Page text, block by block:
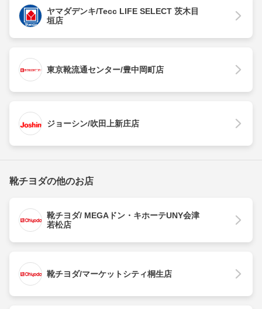
ヤマダデンキ/Tecc LIFE SELECT 茨木目
垣店
東京靴流通センター/豊中岡町店
ジョーシン/吹田上新庄店
靴チヨダの他のお店
靴チヨダ/ MEGAドン・キホーテUNY会津
若松店
靴チヨダ/マーケットシティ桐生店